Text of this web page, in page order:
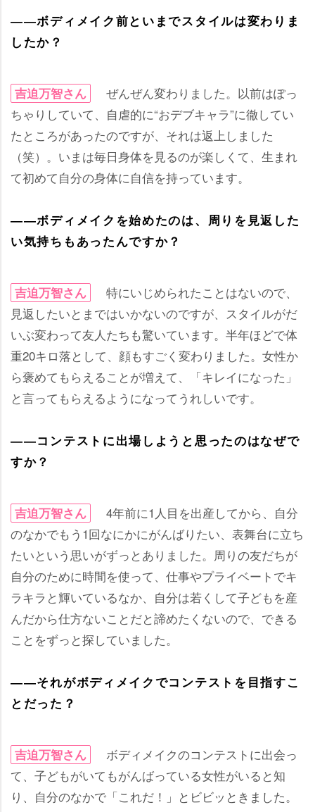
――ボディメイク前といまでスタイルは変わりま
したか？
吉迫万智さん
ぜんぜん変わりました。以前はぽっ
ちゃりしていて、自虐的に“おデブキャラ”に徹してい
たところがあったのですが、それは返上しました
（笑）。いまは毎日身体を見るのが楽しくて、生まれ
て初めて自分の身体に自信を持っています。
――ボディメイクを始めたのは、周りを見返した
い気持ちもあったんですか？
吉迫万智さん
特にいじめられたことはないので、
見返したいとまではいかないのですが、スタイルがだ
いぶ変わって友人たちも驚いています。半年ほどで体
重20キロ落として、顔もすごく変わりました。女性か
ら褒めてもらえることが増えて、「キレイになった」
と言ってもらえるようになってうれしいです。
――コンテストに出場しようと思ったのはなぜで
すか？
吉迫万智さん
4年前に1人目を出産してから、自分
のなかでもう1回なにかにがんばりたい、表舞台に立ち
たいという思いがずっとありました。周りの友だちが
自分のために時間を使って、仕事やプライベートでキ
ラキラと輝いているなか、自分は若くして子どもを産
んだから仕方ないことだと諦めたくないので、できる
ことをずっと探していました。
――それがボディメイクでコンテストを目指すこ
とだった？
吉迫万智さん
ボディメイクのコンテストに出会っ
て、子どもがいてもがんばっている女性がいると知
り、自分のなかで「これだ！」とビビッときました。